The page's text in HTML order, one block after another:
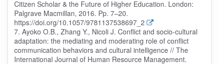
Citizen Scholar & the Future of Higher Education. London:
Palgrave Macmillan, 2016. Pp. 7–20.
https://doi.org/10.1057/9781137538697_2
7. Ayoko O.B., Zhang Y., Nicoli J. Conflict and socio-cultural
adaptation: the mediating and moderating role of conflict
communication behaviors and cultural intelligence // The
International Journal of Human Resource Management.